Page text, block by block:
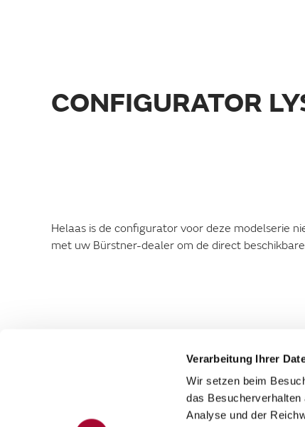
Verarbeitung Ihrer
Wir setzen beim
das
Analyse und der
CONFIGURATOR
Helaas is de configurator voor deze modelserie
met uw Bürstner-dealer om de direct